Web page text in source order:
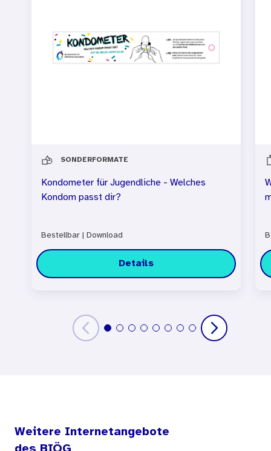
SONDERFORMATE
Kondometer für Jugendliche - Welches
Kondom passt dir?
Bestellbar Download
Details
Weitere Internetangebote